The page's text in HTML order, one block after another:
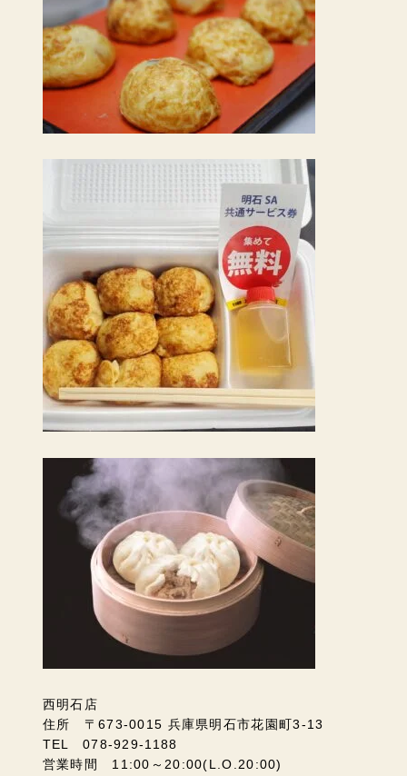
西明石店
住所 〒673-0015 兵庫県明石市花園町3-13
TEL 078-929-1188
営業時間 11:00～20:00(L.O.20:00)